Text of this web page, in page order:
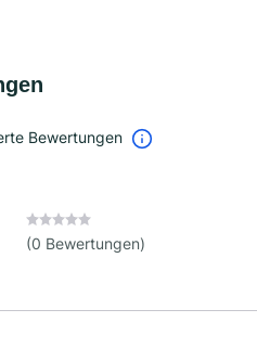
Bewertungen
(0 Bewertungen)